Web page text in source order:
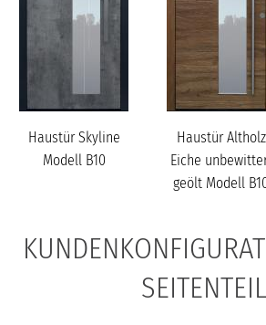
Haustür Skyline
Modell B10
Haustür Altholz
Eiche
geölt Modell
SEITENTEIL